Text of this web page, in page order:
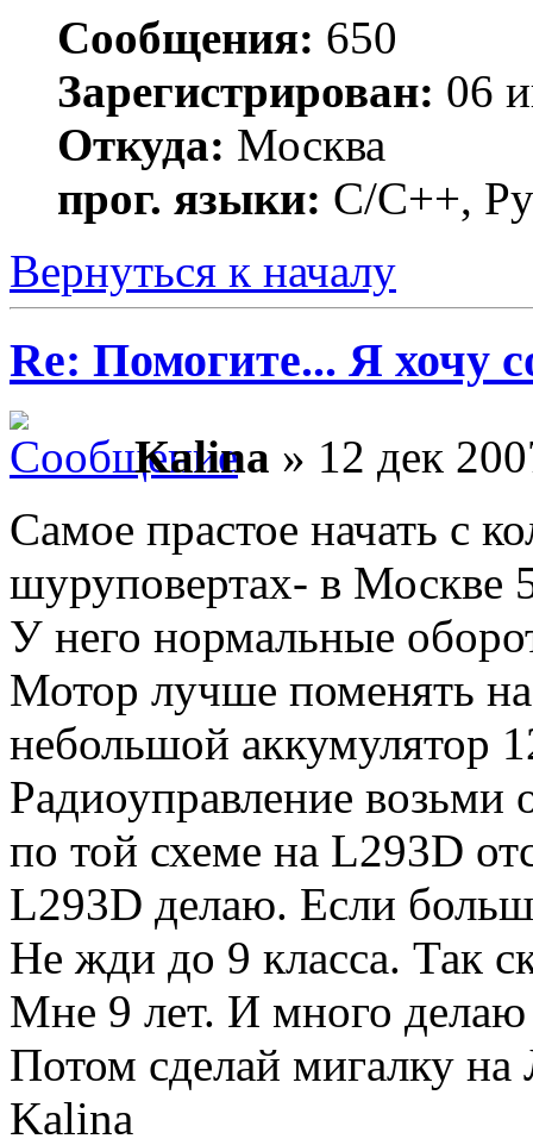
Сообщения: 650
Зарегистрирован: 06
Откуда: Москва
прог. языки: C/C++,
Вернуться к началу
Re: Помогите... Я хочу
Kalina » 12 дек
Самое прастое начать с
шуруповертах- в Москве
У него нормальные
Мотор лучше поменять
небольшой аккумулятор
Радиоуправление
по той схеме на L293D
L293D делаю. Если
Не жди до 9 класса. Так
Мне 9 лет. И много
Потом сделай мигалку
Kalina